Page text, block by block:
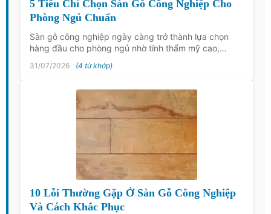
5 Tiêu Chí Chọn Sàn Gỗ Công Nghiệp Cho
Phòng Ngủ Chuẩn
Sàn gỗ công nghiệp ngày càng trở thành lựa chọn
hàng đầu cho phòng ngủ nhờ tính thẩm mỹ cao,…
31/07/2026 (4 từ khớp)
10 Lỗi Thường Gặp Ở Sàn Gỗ Công Nghiệp
Và Cách Khắc Phục